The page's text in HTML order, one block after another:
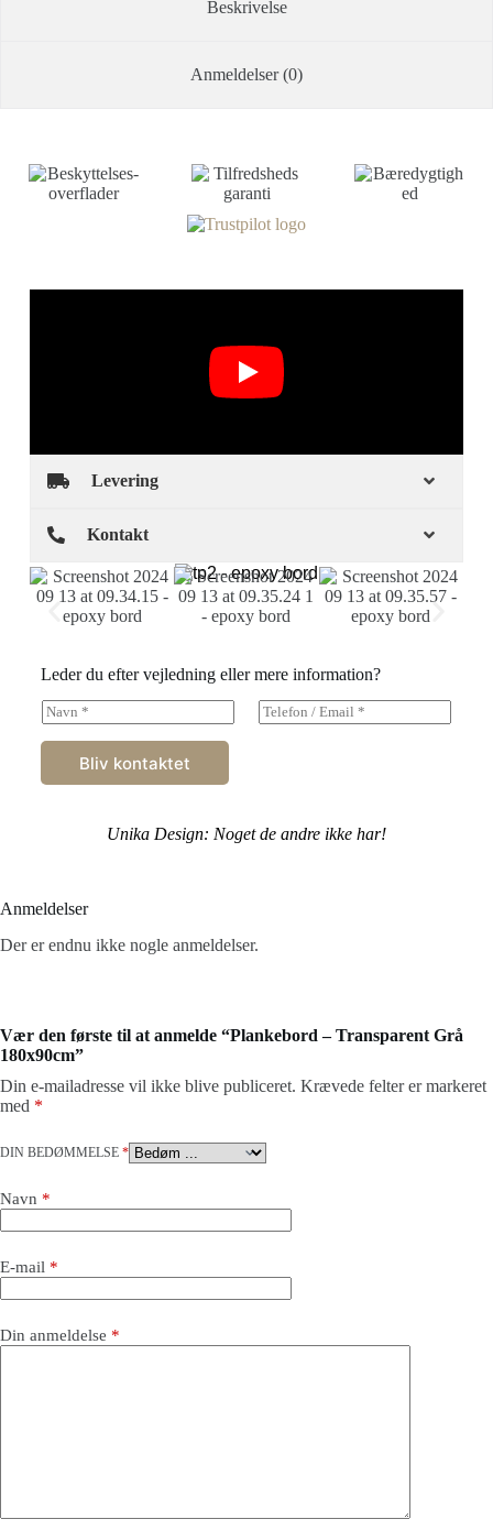
Beskrivelse
Anmeldelser (0)
Levering
Kontakt
Leder du efter vejledning eller mere information?
F
å
v
j
g
g
r
p
å
d
i
s
ø
r
g
m
T
e
/
*
Bliv kontaktet
Unika Design: Noget de andre ikke har!
Anmeldelser
Der er endnu ikke nogle anmeldelser.
Vær den første til at anmelde “Plankebord – Transparent Grå
180x90cm”
Din e-mailadresse vil ikke blive publiceret. Krævede felter er markeret
med *
DIN BEDØMMELSE *
Navn *
E-mail *
Din anmeldelse *